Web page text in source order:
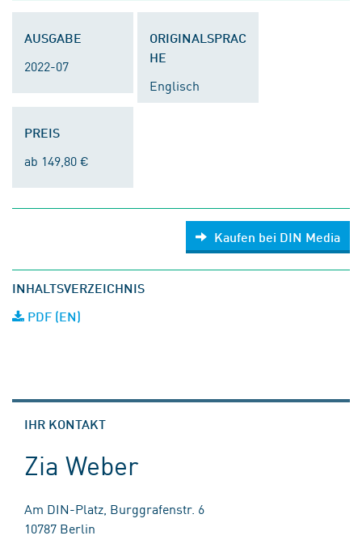
AUSGABE
2022-07
ORIGINALSPRAC
HE
Englisch
PREIS
ab 149,80 €
Kaufen bei DIN Media
INHALTSVERZEICHNIS
PDF (EN)
IHR KONTAKT
Zia Weber
Am DIN-Platz, Burggrafenstr. 6
10787 Berlin